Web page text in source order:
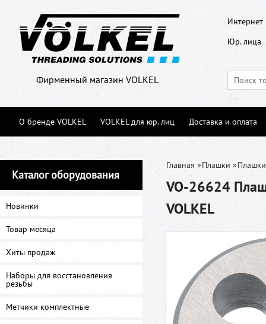
Фирменный магазин VOLKEL
Интернет
Юр. лица
О бренде VOLKEL VOLKEL для юр. лиц Доставка и оплата
Каталог оборудования
Новинки
Товар месяца
Хиты продаж
Наборы для восстановления
резьбы
Метчики комплектные
Главная »Плашки »
VO-26624
VOLKEL